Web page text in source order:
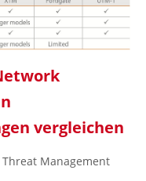
vergleichen
Management